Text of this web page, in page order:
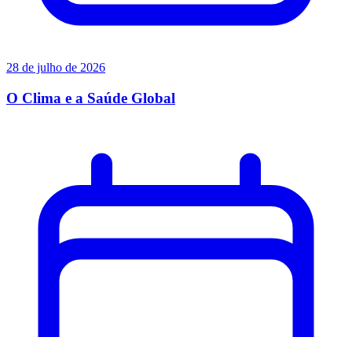
28 de julho de 2026
O Clima e a Saúde Global